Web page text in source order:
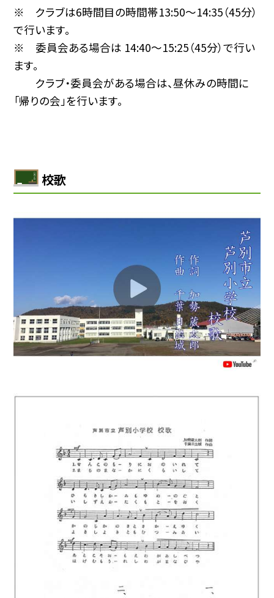
※ クラブは6時間目の時間帯13:50〜14:35（45分）
で行います。
※ 委員会ある場合は 14:40〜15:25（45分）で行い
ます。
クラブ・委員会がある場合は、昼休みの時間に
「帰りの会」を行います。
校歌